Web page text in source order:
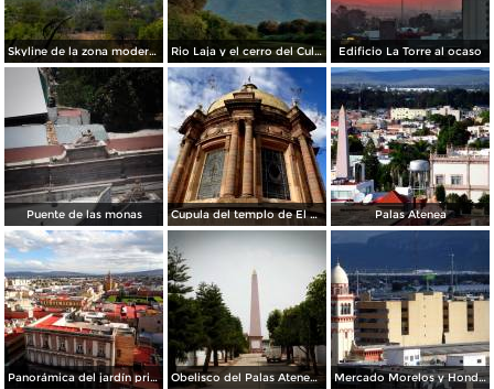
Skyline de la zona moderna de la ciudad Rio Laja y el cerro del Culiacán de fondo Edificio La Torre al ocaso
Puente de las monas Cupula del templo de El Carmen. Palas Atenea
Panorámica del jardín principal Obelisco del Palas Atenea Celaya Mercado Morelos y Honda al fondo